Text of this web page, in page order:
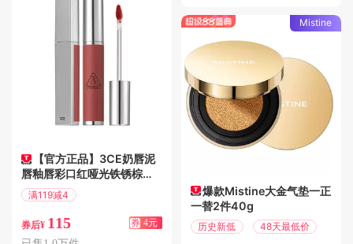
【官方正品】3CE奶唇泥
唇釉唇彩口红哑光铁锈棕女
生礼物 T
满119减4
券后¥ 115 券 4元
Mistine
爆款Mistine大金气垫一正
一替2件40g
历史新低 48天最低价